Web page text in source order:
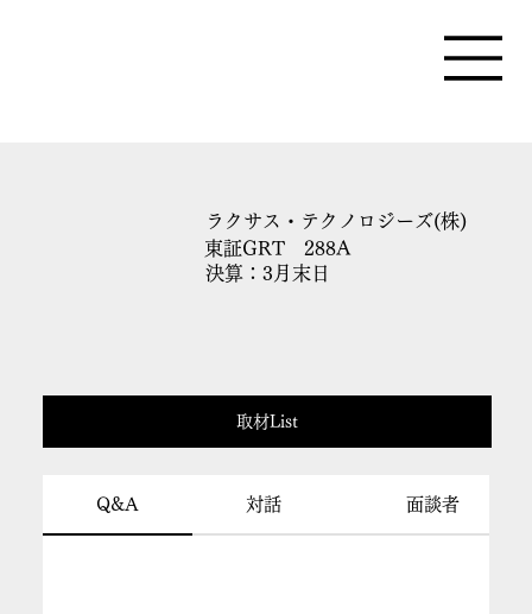
ラクサス・テクノロジーズ(株)
東証GRT 288A
決算：3月末日
Q&A 対話 面談者
取材List